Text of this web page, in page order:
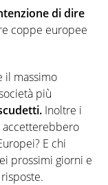
di dire
coppe europee
il massimo
più
Inoltre i
accetterebbero
E chi
prossimi giorni e